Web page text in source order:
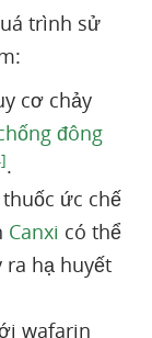
trình sử
cơ chảy
đông
.
ức chế
Canxi có thể
ra hạ huyết
wafarin